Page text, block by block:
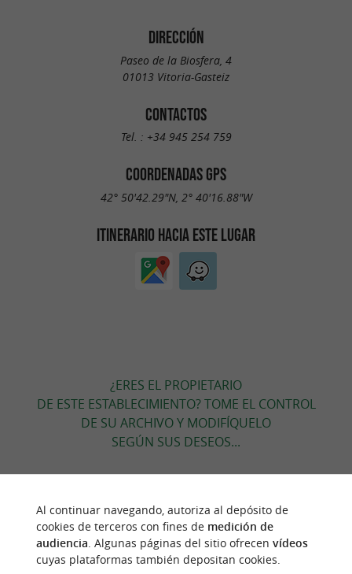
DIRECCIÓN
Paseo de la Biosfera, 4
01013 Vitoria-Gasteiz
CONTACTOS
Tel. : +34 945 254 759
COORDENADAS GPS
42° 50'42.29"N, 2° 40'16.88"W
ITINERARIO HACIA ESTE LUGAR
¿ERES EL PROPIETARIO
DE ESTE ESTABLECIMIENTO? TOME EL CONTROL
DE SU ARCHIVO Y MODIFÍQUELO
SEGÚN SUS DESEOS...
PARA DESCUBRIRALREDEDOR
Descubrir Información Alojamiento
Al continuar navegando, autoriza al depósito de
cookies de terceros con fines de medición de
audiencia. Algunas páginas del sitio ofrecen vídeos
cuyas plataformas también depositan cookies.